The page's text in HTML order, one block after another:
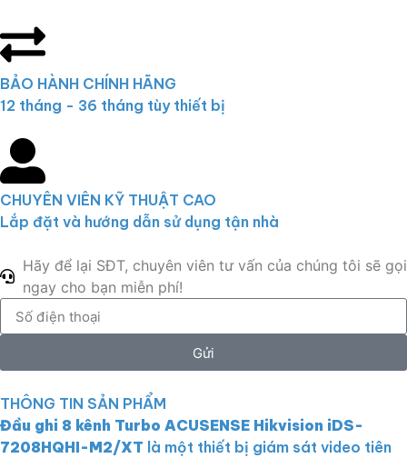
BẢO HÀNH CHÍNH HÃNG
12 tháng - 36 tháng tùy thiết bị
CHUYÊN VIÊN KỸ THUẬT CAO
Lắp đặt và hướng dẫn sử dụng tận nhà
Hãy để lại SĐT, chuyên viên tư vấn của chúng tôi sẽ gọi
ngay cho bạn miễn phí!
Gửi
THÔNG TIN SẢN PHẨM
Đầu ghi 8 kênh Turbo ACUSENSE Hikvision iDS-
7208HQHI-M2/XT là một thiết bị giám sát video tiên